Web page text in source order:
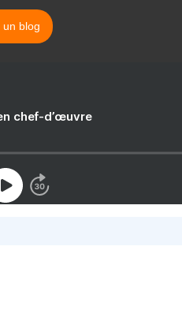
un blog
chef-d’œuvre